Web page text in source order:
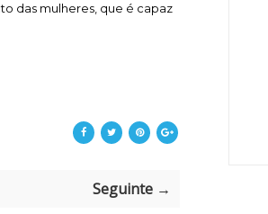
das mulheres, que é capaz
Seguinte →